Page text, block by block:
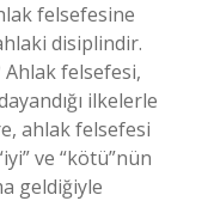
felsefesine
disiplindir.
felsefesi,
ilkelerle
ahlak felsefesi
ve “kötü”nün
geldiğiyle